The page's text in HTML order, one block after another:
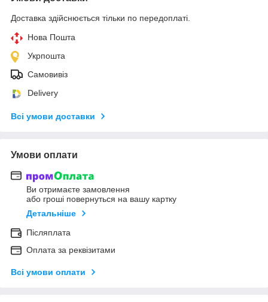
Доставка здійснюється тільки по передоплаті.
Нова Пошта
Укрпошта
Самовивіз
Delivery
Всі умови доставки
Умови оплати
Ви отримаєте замовлення
або гроші повернуться на вашу картку
Детальніше
Післяплата
Оплата за реквізитами
Всі умови оплати